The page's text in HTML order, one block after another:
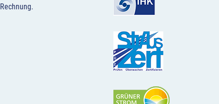
Rechnung.